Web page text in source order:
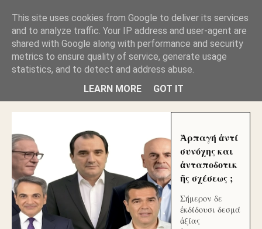
ΑΥΤΟΧΘΟΝΕΣ ΜΟΥ ΕΚΛΕΙΣΑΝ ΤΑ ΣΟΣΙΑΛ ΚΑΙ
ΦΙΜΩΣΑΝ ΤΟ SITE. ΟΙ ΧΙΛΙΑΔΕΣ ΜΙΚΡΟΕΠΕΝΔΥΤΕΣ
ΕΠΕΝΔΥΣΑΤΕ ΓΙΑ ΛΕΗΛΑΣΙΑ ΚΑΙ ΕΓΚΛΗΜΑ ?
ΓΛΥΦΑΔΑ WEB |ΟΙ ΜΕΓΑΛΟΙ ΚΛΕΠΤΑΙ ΑΠΟ ΤΟ
ΜΙΚΡΟΝ ΑΠΑΓΟΥΣΙ
Ἁρπαγή ἀντί
συνόχης και
ἀνταποδοτικ
ῆς σχέσεως ;
Σήμερον δε
ἐκδίδουσι δεσμά
ἀξίας
This site uses cookies from Google to deliver its services
and to analyze traffic. Your IP address and user-agent are
shared with Google along with performance and security
metrics to ensure quality of service, generate usage
statistics, and to detect and address abuse.
LEARN MORE
GOT IT